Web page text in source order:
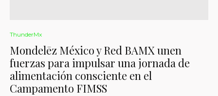
ThunderMx
Mondelēz México y Red BAMX unen
fuerzas para impulsar una jornada de
alimentación consciente en el
Campamento FIMSS